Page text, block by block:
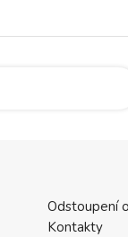
Odstoupení
Kontakty